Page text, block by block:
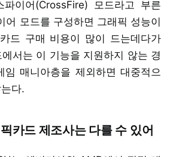
이어(CrossFire) 모드라고 부른
어 모드를 구성하면 그래픽 성능이
드 구매 비용이 많이 드는데다가
서는 이 기능을 지원하지 않는 경
임 매니아층을 제외하면 대중적으
다.
카드 제조사는 다를 수 있어